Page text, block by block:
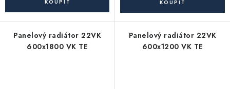
Panelový radiátor 22VK
600x1800 VK TE
Panelový radiátor 22VK
600x1200 VK TE